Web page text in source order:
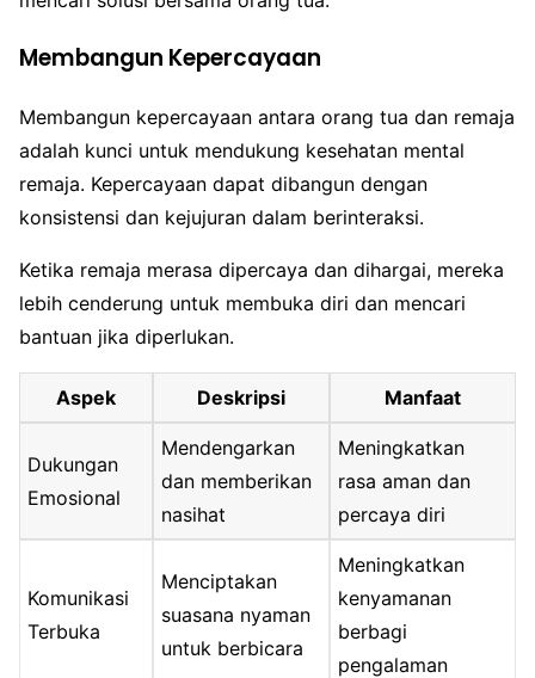
Membangun Kepercayaan
Membangun kepercayaan antara orang tua dan remaja
adalah kunci untuk mendukung kesehatan mental
remaja. Kepercayaan dapat dibangun dengan
konsistensi dan kejujuran dalam berinteraksi.
Ketika remaja merasa dipercaya dan dihargai, mereka
lebih cenderung untuk membuka diri dan mencari
bantuan jika diperlukan.
Aspek Deskripsi Manfaat
Dukungan
Emosional
Mendengarkan
dan memberikan
nasihat
Meningkatkan
rasa aman dan
percaya diri
Komunikasi
Terbuka
Menciptakan
suasana nyaman
untuk berbicara
Meningkatkan
kenyamanan
berbagi
pengalaman